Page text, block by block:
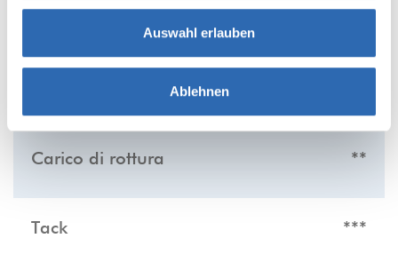
Auswahl erlauben
Ablehnen
Piu asterisco piú marcata é la caratteristica
del rispettivo prodotto:
Srotolamento silenzioso
Carico di rottura **
Tack ***